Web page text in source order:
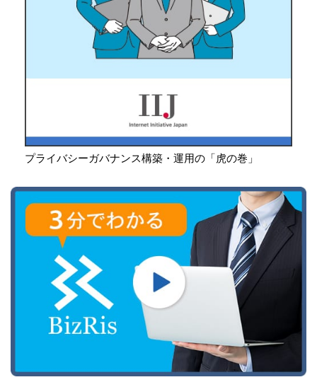
プライバシーガバナンス構築・運用の「虎の巻」